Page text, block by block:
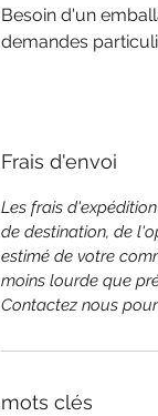
Besoin d'un
demandes
Frais d'envoi
Les frais
de destination, de
estimé de votre
moins lourde que
Contactez nous
mots clés